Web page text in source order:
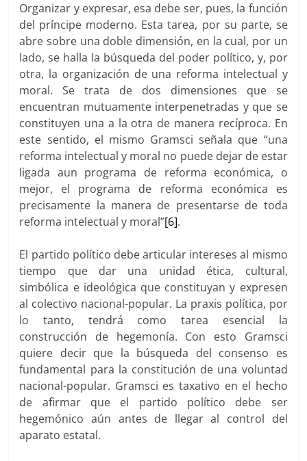
Organizar y expresar, esa debe ser, pues, la función
del príncipe moderno. Esta tarea, por su parte, se
abre sobre una doble dimensión, en la cual, por un
lado, se halla la búsqueda del poder político, y, por
otra, la organización de una reforma intelectual y
moral. Se trata de dos dimensiones que se
encuentran mutuamente interpenetradas y que se
constituyen una a la otra de manera recíproca. En
este sentido, el mismo Gramsci señala que “una
reforma intelectual y moral no puede dejar de estar
ligada aun programa de reforma económica, o
mejor, el programa de reforma económica es
precisamente la manera de presentarse de toda
reforma intelectual y moral”[6].
El partido político debe articular intereses al mismo
tiempo que dar una unidad ética, cultural,
simbólica e ideológica que constituyan y expresen
al colectivo nacional-popular. La praxis política, por
lo tanto, tendrá como tarea esencial la
construcción de hegemonía. Con esto Gramsci
quiere decir que la búsqueda del consenso es
fundamental para la constitución de una voluntad
nacional-popular. Gramsci es taxativo en el hecho
de afirmar que el partido político debe ser
hegemónico aún antes de llegar al control del
aparato estatal.